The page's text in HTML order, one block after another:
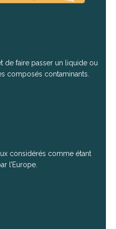
de faire passer un liquide ou
composés contaminants.
considérés comme étant
l’Europe.